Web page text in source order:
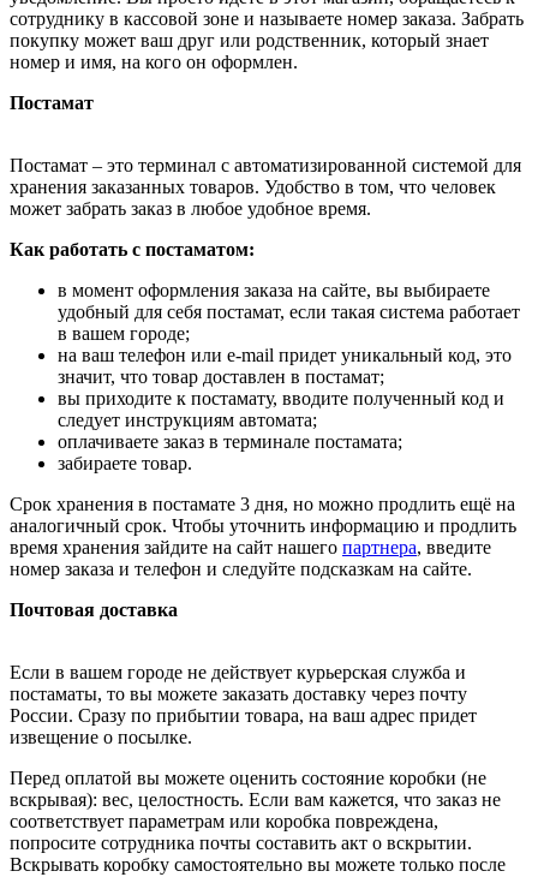
сотруднику в кассовой зоне и называете номер заказа. Забрать
покупку может ваш друг или родственник, который знает
номер и имя, на кого он оформлен.
Постамат
Постамат – это терминал с автоматизированной системой для
хранения заказанных товаров. Удобство в том, что человек
может забрать заказ в любое удобное время.
Как работать с постаматом:
в момент оформления заказа на сайте, вы выбираете
удобный для себя постамат, если такая система работает
в вашем городе;
на ваш телефон или e-mail придет уникальный код, это
значит, что товар доставлен в постамат;
вы приходите к постамату, вводите полученный код и
следует инструкциям автомата;
оплачиваете заказ в терминале постамата;
забираете товар.
Срок хранения в постамате 3 дня, но можно продлить ещё на
аналогичный срок. Чтобы уточнить информацию и продлить
время хранения зайдите на сайт нашего партнера, введите
номер заказа и телефон и следуйте подсказкам на сайте.
Почтовая доставка
Если в вашем городе не действует курьерская служба и
постаматы, то вы можете заказать доставку через почту
России. Сразу по прибытии товара, на ваш адрес придет
извещение о посылке.
Перед оплатой вы можете оценить состояние коробки (не
вскрывая): вес, целостность. Если вам кажется, что заказ не
соответствует параметрам или коробка повреждена,
попросите сотрудника почты составить акт о вскрытии.
Вскрывать коробку самостоятельно вы можете только после